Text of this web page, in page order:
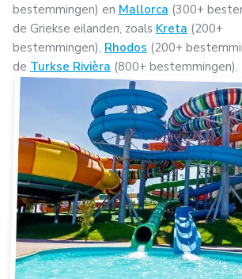
bestemmingen) en Mallorca (300+
de Griekse eilanden, zoals Kreta (200+
bestemmingen), Rhodos (200+
de Turkse Rivièra (800+ bestemmingen).